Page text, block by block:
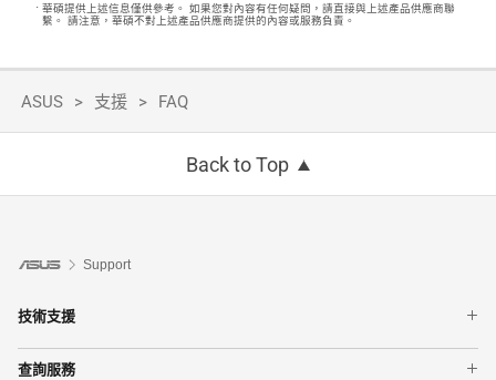
華碩提供上述信息僅供參考。 如果您對內容有任何疑問，請直接與上述產品供應商聯
繫。 請注意，華碩不對上述產品供應商提供的內容或服務負責。
ASUS 支援 FAQ
Back to Top
Support
技術支援
手提電腦
查詢服務